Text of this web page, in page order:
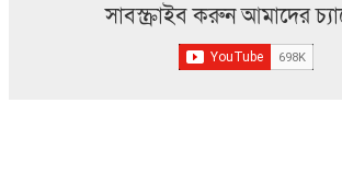
সাবস্ক্রাইব করুন আমাদের